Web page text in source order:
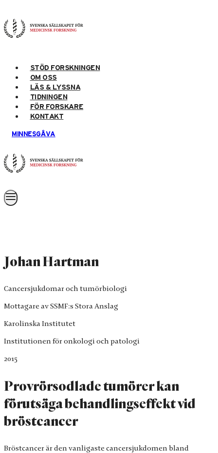
to
content
STÖD FORSKNINGEN
OM OSS
LÄS & LYSSNA
TIDNINGEN
FÖR FORSKARE
KONTAKT
MINNESGÅVA
Johan Hartman
Cancersjukdomar och tumörbiologi
Mottagare av SSMF:s Stora Anslag
Karolinska Institutet
Institutionen för onkologi och patologi
2015
Provrörsodlade tumörer kan
förutsäga behandlingseffekt vid
bröstcancer
Bröstcancer är den vanligaste cancersjukdomen bland